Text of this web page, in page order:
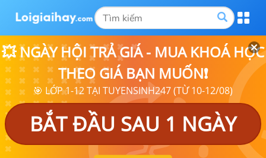
💥 NGÀY HỘI TRẢ GIÁ - MUA KHOÁ HỌC
THEO GIÁ BẠN MUỐN❗
🎯 LỚP 1-12 TẠI TUYENSINH247 (TỪ 10-12/08)
BẮT ĐẦU SAU 1 NGÀY